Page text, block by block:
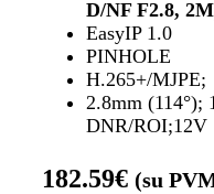
D/NF F2.8,
EasyIP 1.0
PINHOLE
H.265+/MJPE;
2.8mm (114°);
DNR/ROI;12V
182.59€ (su